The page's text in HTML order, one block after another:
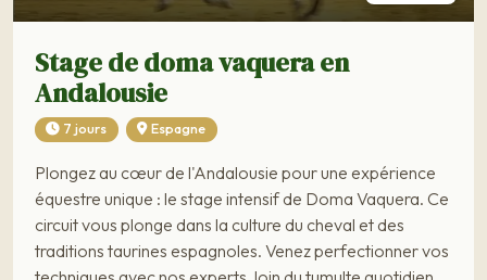
Stage de doma vaquera en
Andalousie
7 jours Espagne
Plongez au cœur de l'Andalousie pour une expérience
équestre unique : le stage intensif de Doma Vaquera. Ce
circuit vous plonge dans la culture du cheval et des
traditions taurines espagnoles. Venez perfectionner vos